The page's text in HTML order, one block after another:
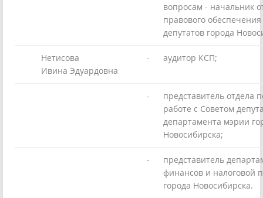
вопросам - начальник
правового
депутатов города
Нетисова
Ивина Эдуардовна
- аудитор КСП;
-
представитель отдела
работе с Советом
департамента мэрии
Новосибирска;
-
представитель
финансов и налоговой
города Новосибирска.